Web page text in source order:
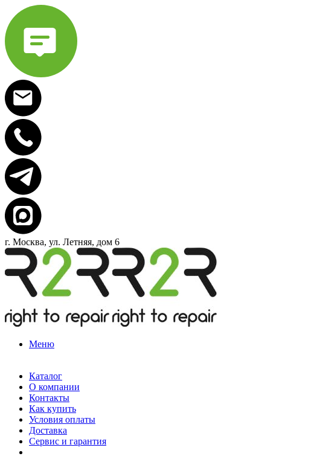
г. Москва, ул. Летняя, дом 6
Меню
Каталог
О компании
Контакты
Как купить
Условия оплаты
Доставка
Сервис и гарантия